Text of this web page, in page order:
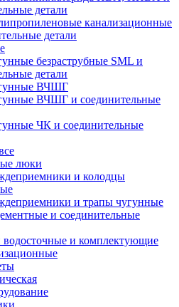
детали
канализационные
детали
безраструбные SML и
детали
ВЧШГ
ВЧШГ и соединительные
ЧК и соединительные
люки
и колодцы
и трапы чугунные
и соединительные
и комплектующие